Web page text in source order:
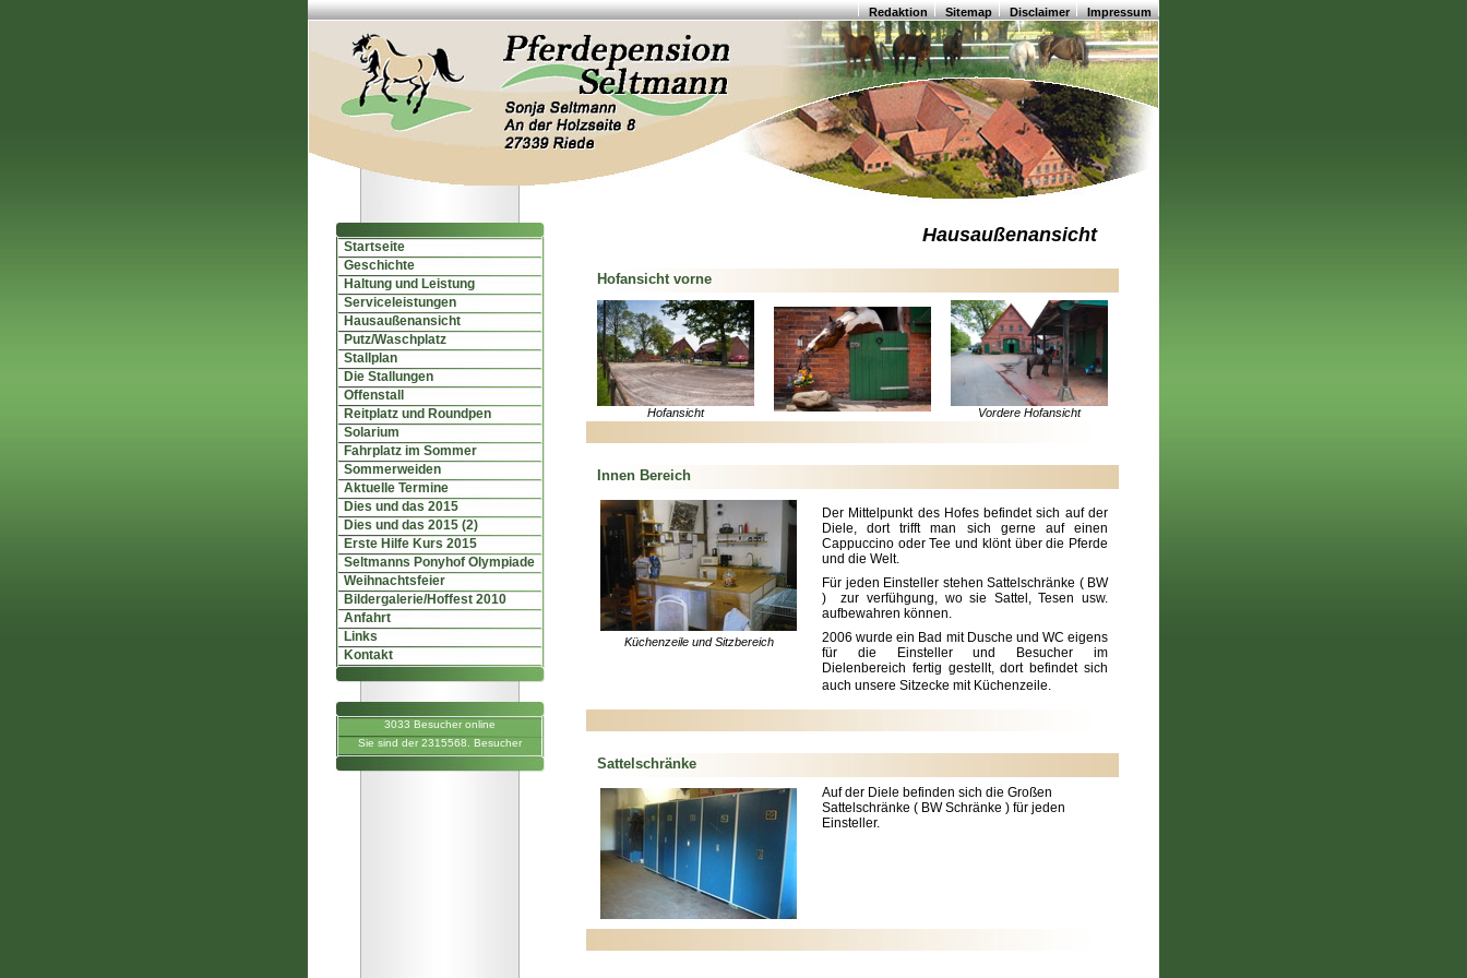
Redaktion Sitemap Disclaimer Impressum
Startseite
Geschichte
Haltung und Leistung
Serviceleistungen
Hausaußenansicht
Putz/Waschplatz
Stallplan
Die Stallungen
Offenstall
Reitplatz und Roundpen
Solarium
Fahrplatz im Sommer
Sommerweiden
Aktuelle Termine
Dies und das 2015
Dies und das 2015 (2)
Erste Hilfe Kurs 2015
Seltmanns Ponyhof Olympiade
Weihnachtsfeier
Bildergalerie/Hoffest 2010
Anfahrt
Links
Kontakt
3033 Besucher online
Sie sind der 2315568. Besucher
Hausaußenansicht
Hofansicht vorne
Hofansicht Vordere Hofansicht
Innen Bereich
Küchenzeile und Sitzbereich
Der Mittelpunkt des Hofes befindet sich auf der
Diele, dort trifft man sich gerne auf einen
Cappuccino oder Tee und klönt über die Pferde
und die Welt.
Für jeden Einsteller stehen Sattelschränke ( BW
) zur verfühgung, wo sie Sattel, Tesen usw.
aufbewahren können.
2006 wurde ein Bad mit Dusche und WC eigens
für die Einsteller und Besucher im
Dielenbereich fertig gestellt, dort befindet sich
auch unsere Sitzecke mit Küchenzeile.
Sattelschränke
Auf der Diele befinden sich die Großen
Sattelschränke ( BW Schränke ) für jeden
Einsteller.